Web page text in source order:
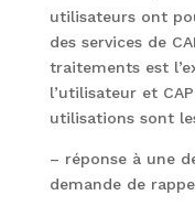
utilisateurs ont
des services de
traitements est
l’utilisateur et
utilisations sont
– réponse à une
demande de